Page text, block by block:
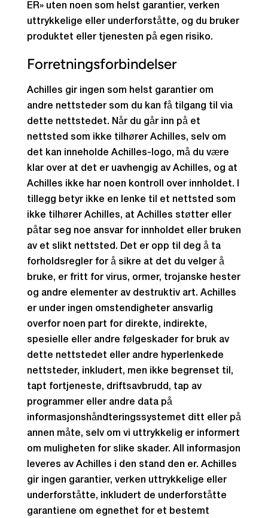
ER» uten noen som helst garantier, verken
uttrykkelige eller underforståtte, og du bruker
produktet eller tjenesten på egen risiko.
Forretningsforbindelser
Achilles gir ingen som helst garantier om
andre nettsteder som du kan få tilgang til via
dette nettstedet. Når du går inn på et
nettsted som ikke tilhører Achilles, selv om
det kan inneholde Achilles-logo, må du være
klar over at det er uavhengig av Achilles, og at
Achilles ikke har noen kontroll over innholdet. I
tillegg betyr ikke en lenke til et nettsted som
ikke tilhører Achilles, at Achilles støtter eller
påtar seg noe ansvar for innholdet eller bruken
av et slikt nettsted. Det er opp til deg å ta
forholdsregler for å sikre at det du velger å
bruke, er fritt for virus, ormer, trojanske hester
og andre elementer av destruktiv art. Achilles
er under ingen omstendigheter ansvarlig
overfor noen part for direkte, indirekte,
spesielle eller andre følgeskader for bruk av
dette nettstedet eller andre hyperlenkede
nettsteder, inkludert, men ikke begrenset til,
tapt fortjeneste, driftsavbrudd, tap av
programmer eller andre data på
informasjonshåndteringssystemet ditt eller på
annen måte, selv om vi uttrykkelig er informert
om muligheten for slike skader. All informasjon
leveres av Achilles i den stand den er. Achilles
gir ingen garantier, verken uttrykkelige eller
underforståtte, inkludert de underforståtte
garantiene om egnethet for et bestemt